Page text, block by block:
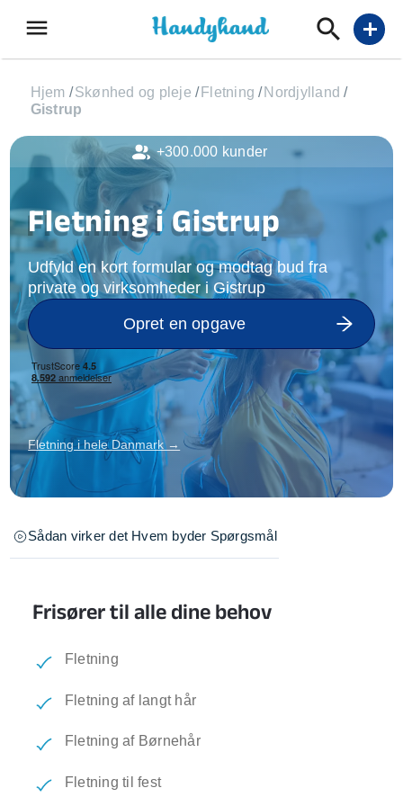
menu add
Hjem /Skønhed og pleje / Fletning / Nordjylland /
Gistrup
Fletning i Gistrup
Udfyld en kort formular og modtag bud fra
private og virksomheder i Gistrup
Opret en opgave
Fletning i hele Danmark →
Sådan virker det Hvem byder Spørgsmål
Frisører til alle dine behov
Fletning
Fletning af langt hår
Fletning af Børnehår
Fletning til fest
+300.000 kunder